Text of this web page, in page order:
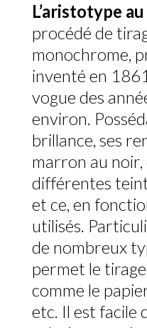
L’aristotype
procédé de
monochrome,
inventé en
vogue des
environ.
brillance, ses
marron au
différentes
et ce, en
utilisés.
de nombreux
permet le
comme le
etc. Il est facile